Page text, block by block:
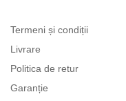
Termeni și condiții
Livrare
Politica de retur
Garanție